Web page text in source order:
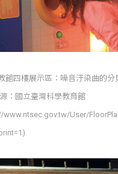
館四樓展示區：噪音汙染曲的分
：國立臺灣科學教育館
www.ntsec.gov.tw/User/